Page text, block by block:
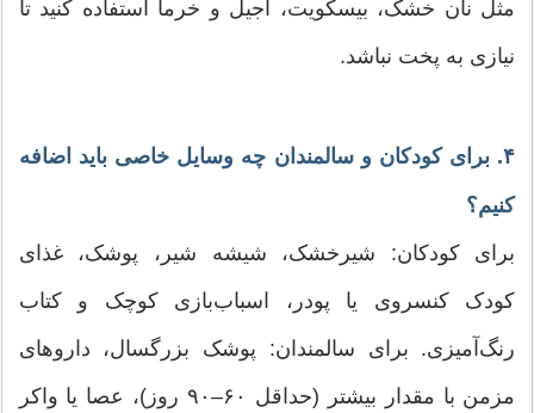
مثل نان خشک، بیسکویت، آجیل و خرما استفاده کنید تا
نیازی به پخت نباشد.
۴. برای کودکان و سالمندان چه وسایل خاصی باید اضافه
کنیم؟
برای کودکان: شیرخشک، شیشه شیر، پوشک، غذای
کودک کنسروی یا پودر، اسباب‌بازی کوچک و کتاب
رنگ‌آمیزی. برای سالمندان: پوشک بزرگسال، داروهای
مزمن با مقدار بیشتر (حداقل ۶۰–۹۰ روز)، عصا یا واکر